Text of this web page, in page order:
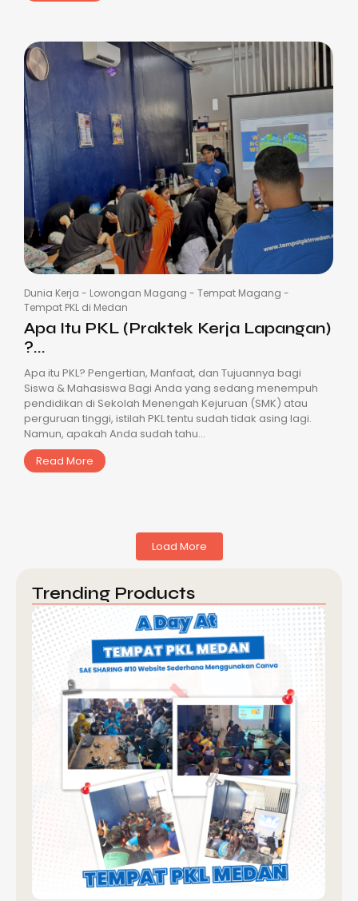
Dunia Kerja - Lowongan Magang - Tempat Magang -
Tempat PKL di Medan
Apa Itu PKL (Praktek Kerja Lapangan)
?...
Apa itu PKL? Pengertian, Manfaat, dan Tujuannya bagi
Siswa & Mahasiswa Bagi Anda yang sedang menempuh
pendidikan di Sekolah Menengah Kejuruan (SMK) atau
perguruan tinggi, istilah PKL tentu sudah tidak asing lagi.
Namun, apakah Anda sudah tahu...
Read More
Load More
Trending Products